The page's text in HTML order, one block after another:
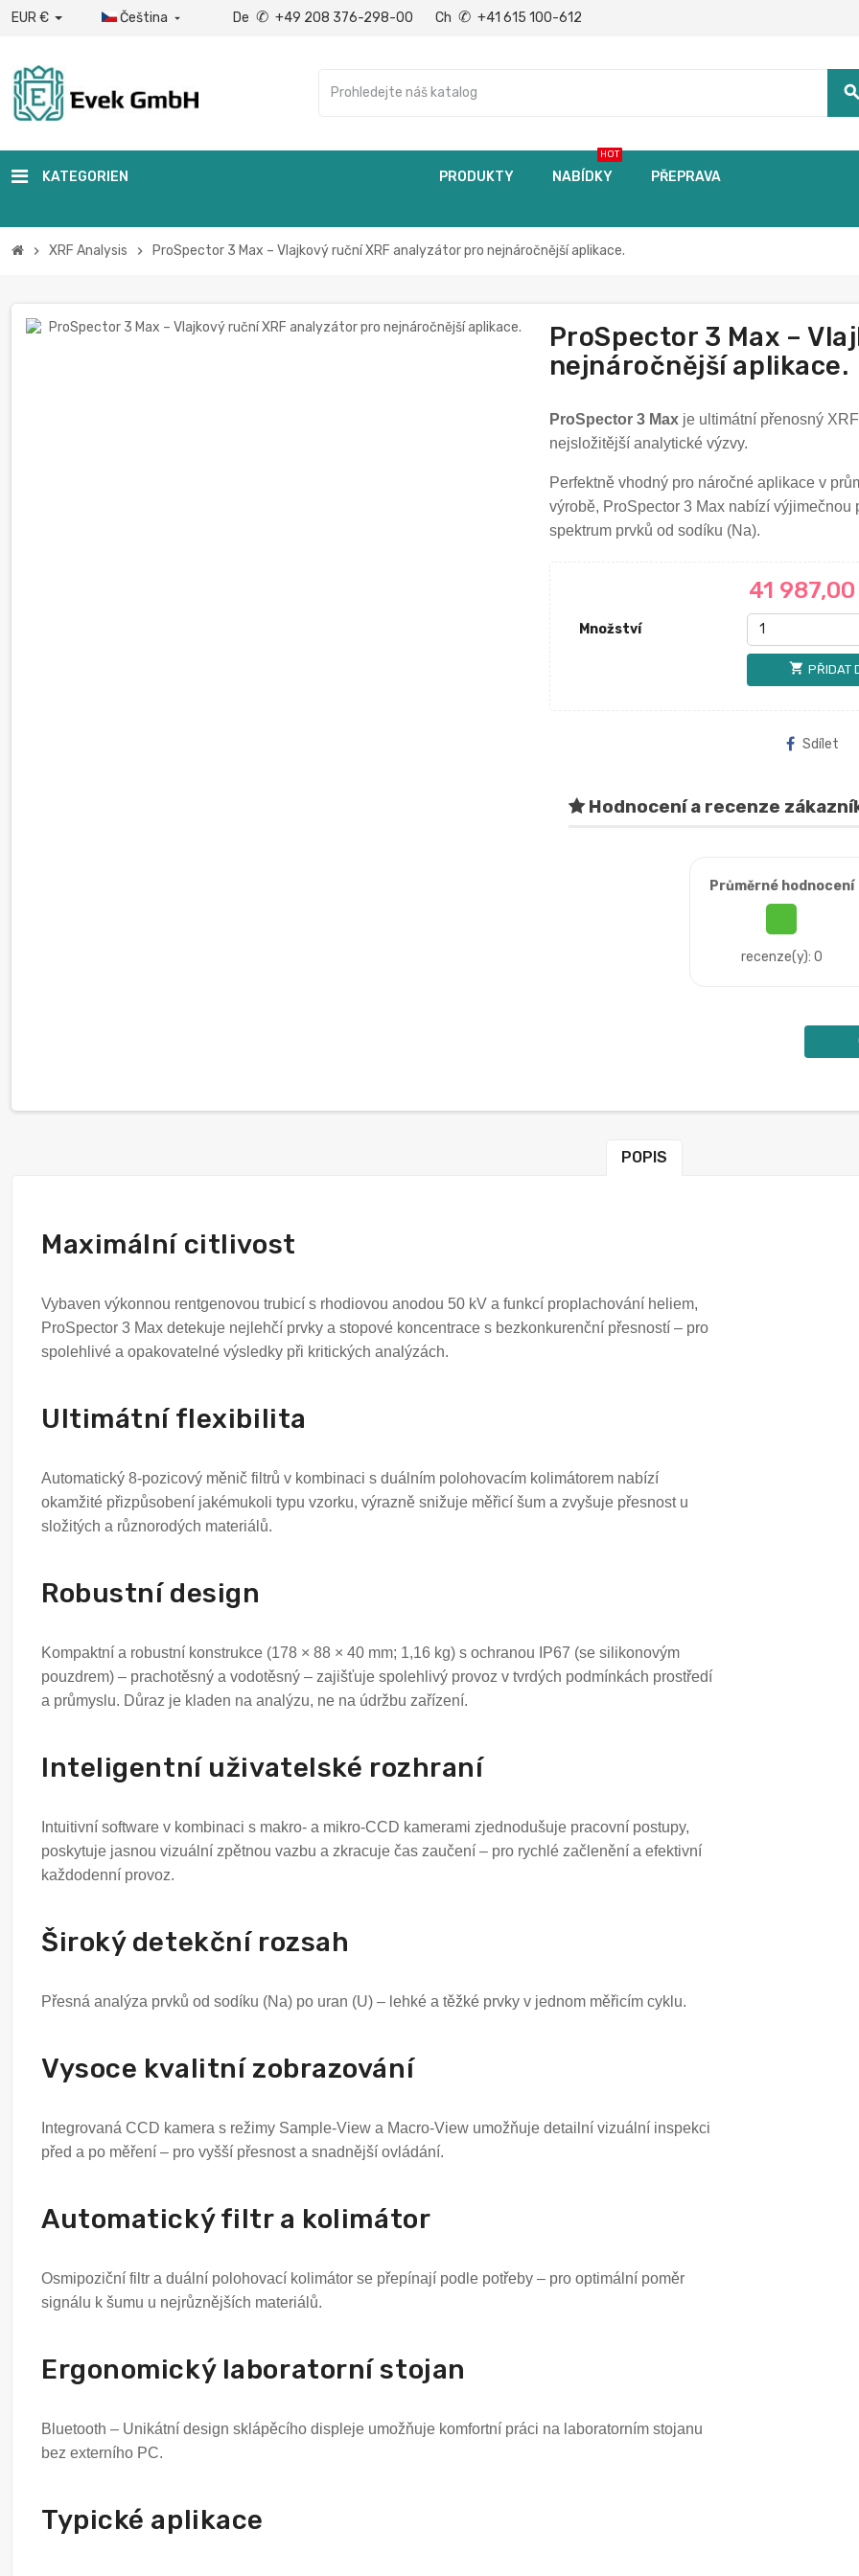
EUR € Čeština  De ✆ +49 208 376-298-00 Ch ✆ +41 615 100-612
search
KATEGORIEN PRODUKTY NABÍDKY
HOT
PŘEPRAVA
chevron_right XRF Analysis chevron_right ProSpector 3 Max – Vlajkový ruční XRF analyzátor pro nejnáročnější aplikace.
ProSpector 3 Max –
nejnáročnější aplikace.
ProSpector 3 Maxje ultimátní přenosný
nejsložitější analytické výzvy.
Perfektně vhodný pro náročné aplikace v
výrobě, ProSpector 3 Max nabízí
spektrum prvků od sodíku (Na).
41
Množství
shopping_cart PŘIDAT
Sdílet
Hodnocení a recenze
Průměrné hodnocení
recenze(y): 0
POPIS
Maximální citlivost
Vybaven výkonnou rentgenovou trubicí s rhodiovou anodou 50 kV a funkcí proplachování heliem,
ProSpector 3 Max detekuje nejlehčí prvky a stopové koncentrace s bezkonkurenční přesností – pro
spolehlivé a opakovatelné výsledky při kritických analýzách.
Ultimátní flexibilita
Automatický 8-pozicový měnič filtrů v kombinaci s duálním polohovacím kolimátorem nabízí
okamžité přizpůsobení jakémukoli typu vzorku, výrazně snižuje měřicí šum a zvyšuje přesnost u
složitých a různorodých materiálů.
Robustní design
Kompaktní a robustní konstrukce (178 × 88 × 40 mm; 1,16 kg) s ochranou IP67 (se silikonovým
pouzdrem) – prachotěsný a vodotěsný – zajišťuje spolehlivý provoz v tvrdých podmínkách prostředí
a průmyslu. Důraz je kladen na analýzu, ne na údržbu zařízení.
Inteligentní uživatelské rozhraní
Intuitivní software v kombinaci s makro- a mikro-CCD kamerami zjednodušuje pracovní postupy,
poskytuje jasnou vizuální zpětnou vazbu a zkracuje čas zaučení – pro rychlé začlenění a efektivní
každodenní provoz.
Široký detekční rozsah
Přesná analýza prvků od sodíku (Na) po uran (U) – lehké a těžké prvky v jednom měřicím cyklu.
Vysoce kvalitní zobrazování
Integrovaná CCD kamera s režimy Sample-View a Macro-View umožňuje detailní vizuální inspekci
před a po měření – pro vyšší přesnost a snadnější ovládání.
Automatický filtr a kolimátor
Osmipoziční filtr a duální polohovací kolimátor se přepínají podle potřeby – pro optimální poměr
signálu k šumu u nejrůznějších materiálů.
Ergonomický laboratorní stojan
Bluetooth – Unikátní design sklápěcího displeje umožňuje komfortní práci na laboratorním stojanu
bez externího PC.
Typické aplikace